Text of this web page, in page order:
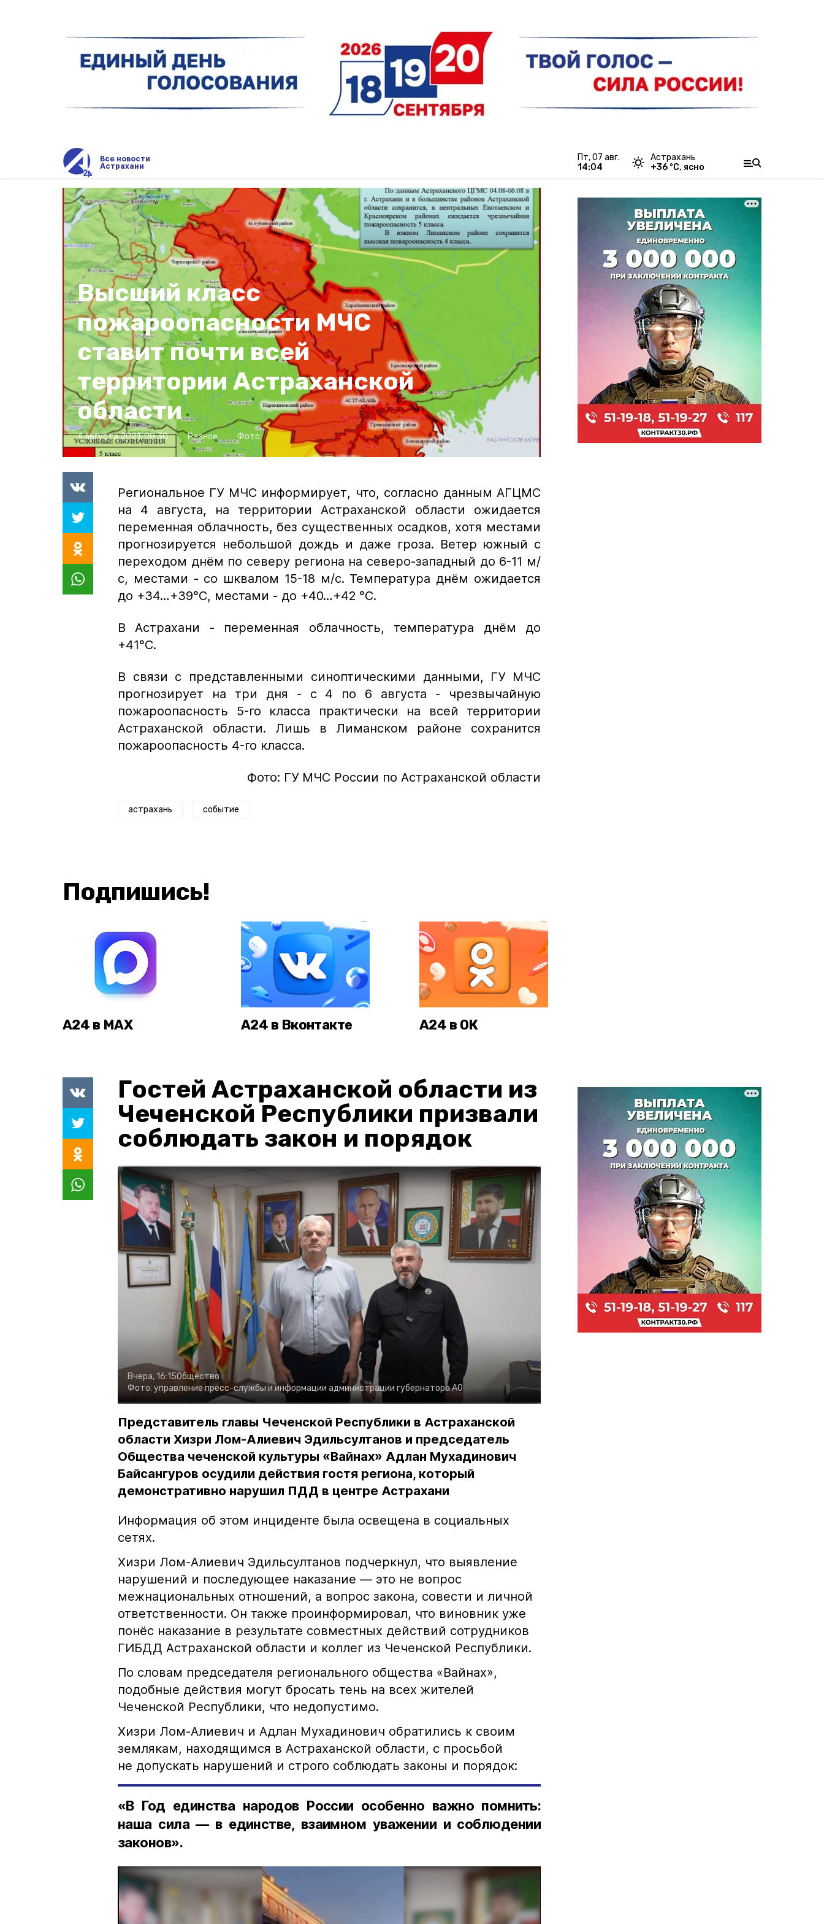
Все новости
Астрахани
пт, 07 авг.
14:04
Астрахань
+36 °С, ясно
Высший класс
пожароопасности МЧС
ставит почти всей
территории Астраханской
области
4 августа 2021, 08:30 Разное Фото:
Региональное ГУ МЧС информирует, что, согласно данным АГЦМС
на 4 августа, на территории Астраханской области ожидается
переменная облачность, без существенных осадков, хотя местами
прогнозируется небольшой дождь и даже гроза. Ветер южный с
переходом днём по северу региона на северо-западный до 6-11 м/
с, местами - со шквалом 15-18 м/с. Температура днём ожидается
до +34…+39°С, местами - до +40…+42 °С.
В Астрахани - переменная облачность, температура днём до
+41°С.
В связи с представленными синоптическими данными, ГУ МЧС
прогнозирует на три дня - с 4 по 6 августа - чрезвычайную
пожароопасность 5-го класса практически на всей территории
Астраханской области. Лишь в Лиманском районе сохранится
пожароопасность 4-го класса.
Фото: ГУ МЧС России по Астраханской области
астрахань событие
Подпишись!
А24 в MAX А24 в Вконтакте А24 в ОК
Гостей Астраханской области из
Чеченской Республики призвали
соблюдать закон и порядок
Вчера, 16:15Общество
Фото: управление пресс-службы и информации администрации губернатора АО
Представитель главы Чеченской Республики в Астраханской
области Хизри Лом-Алиевич Эдильсултанов и председатель
Общества чеченской культуры «Вайнах» Адлан Мухадинович
Байсангуров осудили действия гостя региона, который
демонстративно нарушил ПДД в центре Астрахани
Информация об этом инциденте была освещена в социальных
сетях.
Хизри Лом-Алиевич Эдильсултанов подчеркнул, что выявление
нарушений и последующее наказание — это не вопрос
межнациональных отношений, а вопрос закона, совести и личной
ответственности. Он также проинформировал, что виновник уже
понёс наказание в результате совместных действий сотрудников
ГИБДД Астраханской области и коллег из Чеченской Республики.
По словам председателя регионального общества «Вайнах»,
подобные действия могут бросать тень на всех жителей
Чеченской Республики, что недопустимо.
Хизри Лом-Алиевич и Адлан Мухадинович обратились к своим
землякам, находящимся в Астраханской области, с просьбой
не допускать нарушений и строго соблюдать законы и порядок:
«В Год единства народов России особенно важно помнить:
наша сила — в единстве, взаимном уважении и соблюдении
законов».